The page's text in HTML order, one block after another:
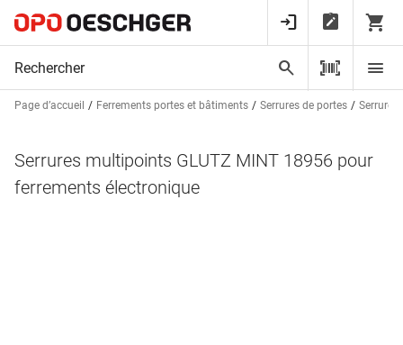
Page d’accueil Ferrements portes et bâtiments Serrures de portes Serrures
Serrures multipoints GLUTZ MINT 18956 pour
ferrements électronique